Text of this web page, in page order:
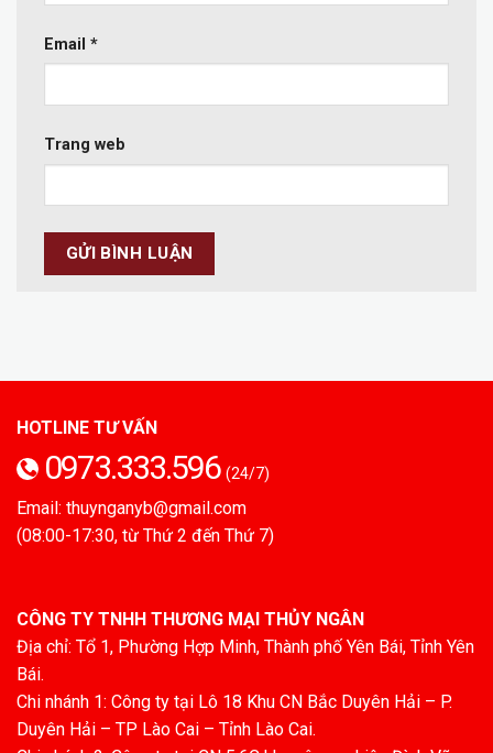
Email *
Trang web
HOTLINE TƯ VẤN
0973.333.596 (24/7)
Email: thuynganyb@gmail.com
(08:00-17:30, từ Thứ 2 đến Thứ 7)
CÔNG TY TNHH THƯƠNG MẠI THỦY NGÂN
Địa chỉ: Tổ 1, Phường Hợp Minh, Thành phố Yên Bái, Tỉnh Yên
Bái.
Chi nhánh 1: Công ty tại Lô 18 Khu CN Bắc Duyên Hải – P.
Duyên Hải – TP Lào Cai – Tỉnh Lào Cai.